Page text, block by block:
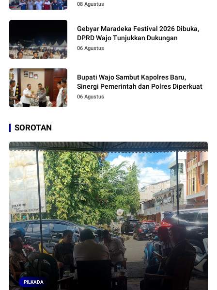
08 Agustus
Gebyar Maradeka Festival 2026 Dibuka,
DPRD Wajo Tunjukkan Dukungan
06 Agustus
Bupati Wajo Sambut Kapolres Baru,
Sinergi Pemerintah dan Polres Diperkuat
06 Agustus
SOROTAN
PILKADA